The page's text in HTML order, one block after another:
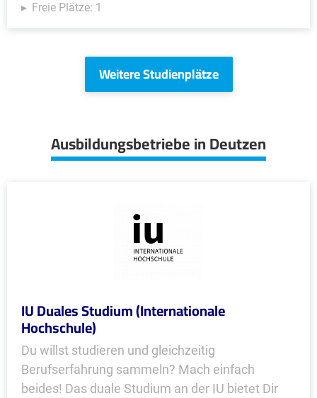
Freie Plätze: 1
Weitere Studienplätze
Ausbildungsbetriebe in Deutzen
IU Duales Studium (Internationale
Hochschule)
Du willst studieren und gleichzeitig
Berufserfahrung sammeln? Mach einfach
beides! Das duale Studium an der IU bietet Dir